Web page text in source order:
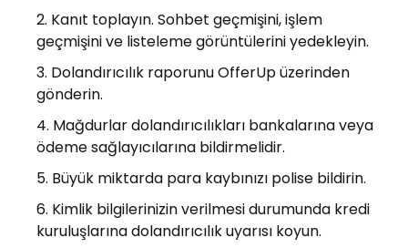
Kanıt toplayın. Sohbet geçmişini, işlem
geçmişini ve listeleme görüntülerini yedekleyin.
Dolandırıcılık raporunu OfferUp üzerinden
gönderin.
Mağdurlar dolandırıcılıkları bankalarına veya
ödeme sağlayıcılarına bildirmelidir.
Büyük miktarda para kaybınızı polise bildirin.
Kimlik bilgilerinizin verilmesi durumunda kredi
kuruluşlarına dolandırıcılık uyarısı koyun.